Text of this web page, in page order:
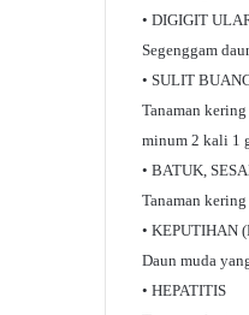
• DIGIGIT
Segenggam
• SULIT
Tanaman
minum 2 kali 1
• BATUK,
Tanaman
• KEPUTIHAN
Daun muda
• HEPATITIS